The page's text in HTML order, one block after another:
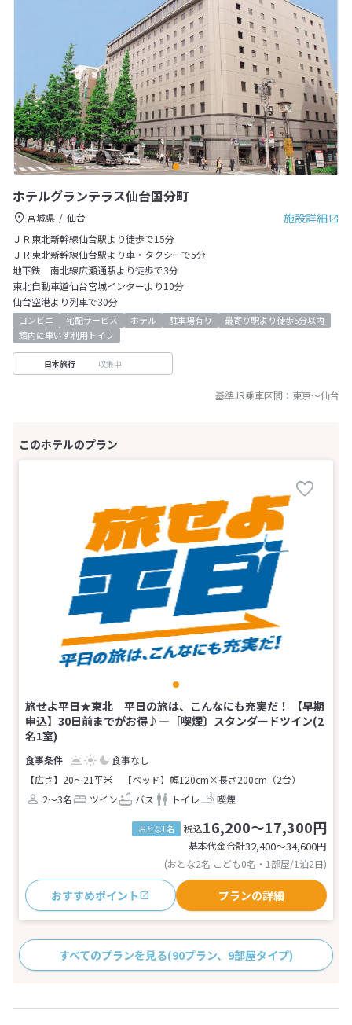
ホテルグランテラス仙台国分町
施設詳細
宮城県
仙台
ＪＲ東北新幹線仙台駅より徒歩で15分
ＪＲ東北新幹線仙台駅より車・タクシーで5分
地下鉄 南北線広瀬通駅より徒歩で3分
東北自動車道仙台宮城インターより10分
仙台空港より列車で30分
コンビニ 宅配サービス ホテル 駐車場有り
最寄り駅より徒歩5分以内
館内に車いす利用トイレ
日本旅行 収集中
基準JR乗車区間： 東京～仙台
旅せよ平日★東北 平日の旅は、こんなにも充実だ！ 【早期
申込】30日前までがお得♪―［喫煙〕スタンダードツイン(2
名1室)
食事なし
【広さ】20～21平米
【ベッド】幅120cm×長さ200cm（2台）
2～3名
ツイン バス トイレ 喫煙
おとな1名 税込16,200～17,300円
基本代金合計32,400〜34,600円
(おとな2名 こども0名・1部屋/1泊2日)
おすすめポイント プランの詳細
すべてのプランを見る(90プラン、9部屋タイプ)